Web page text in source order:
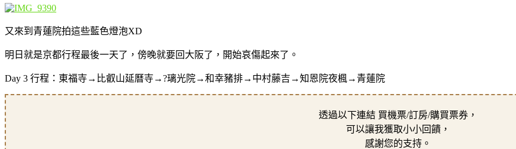
又來到青蓮院拍這些藍色燈泡XD
明日就是京都行程最後一天了，傍晚就要回大阪了，開始哀傷起來了。
Day 3 行程：東福寺→比叡山延曆寺→?璃光院→和幸豬排→中村藤吉→知恩院夜楓→青蓮院
透過以下連結 買機票/訂房/購買票券，
可以讓我獲取小小回饋，
感謝您的支持。